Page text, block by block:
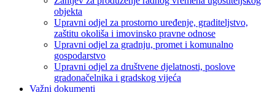
objekta
Upravni odjel za prostorno uređenje, graditeljstvo,
zaštitu okoliša i imovinsko pravne odnose
Upravni odjel za gradnju, promet i komunalno
gospodarstvo
Upravni odjel za društvene djelatnosti, poslove
gradonačelnika i gradskog vijeća
Važni dokumenti